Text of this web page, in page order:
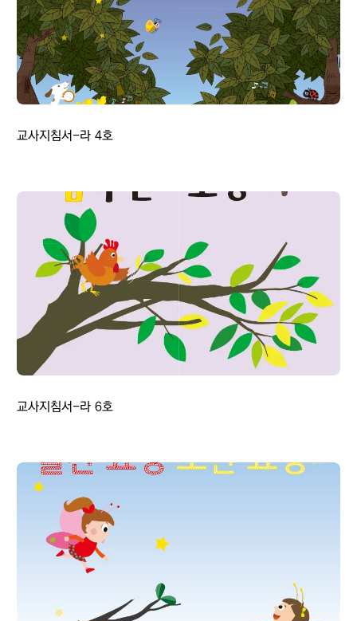
교사지침서-라 4호
교사지침서-라 6호